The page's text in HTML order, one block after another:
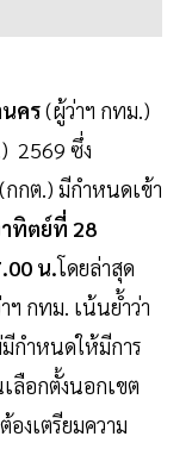
นคร(ผู้ว่าฯ กทม.)
2569 ซึ่ง
(กกต.) มีกำหนดเข้า
ทิตย์ที่ 28
น.โดยล่าสุด
กทม. เน้นย้ำว่า
กำหนดให้มีการ
ลือกตั้งนอกเขต
งเตรียมความ